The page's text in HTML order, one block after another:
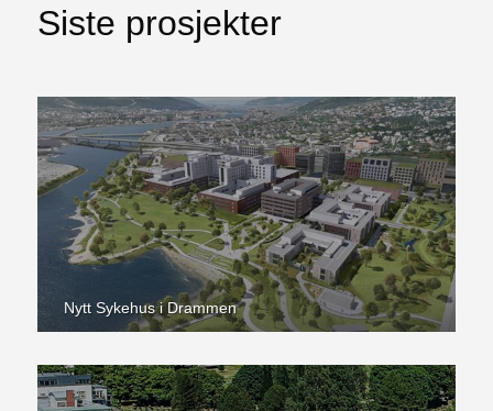
Siste prosjekter
Nytt Sykehus i Drammen